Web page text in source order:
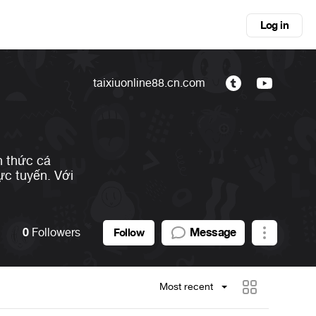
Log in
thức cá
tuyến. Với
taixiuonline88.cn.com
0 Followers Follow Message
Most recent